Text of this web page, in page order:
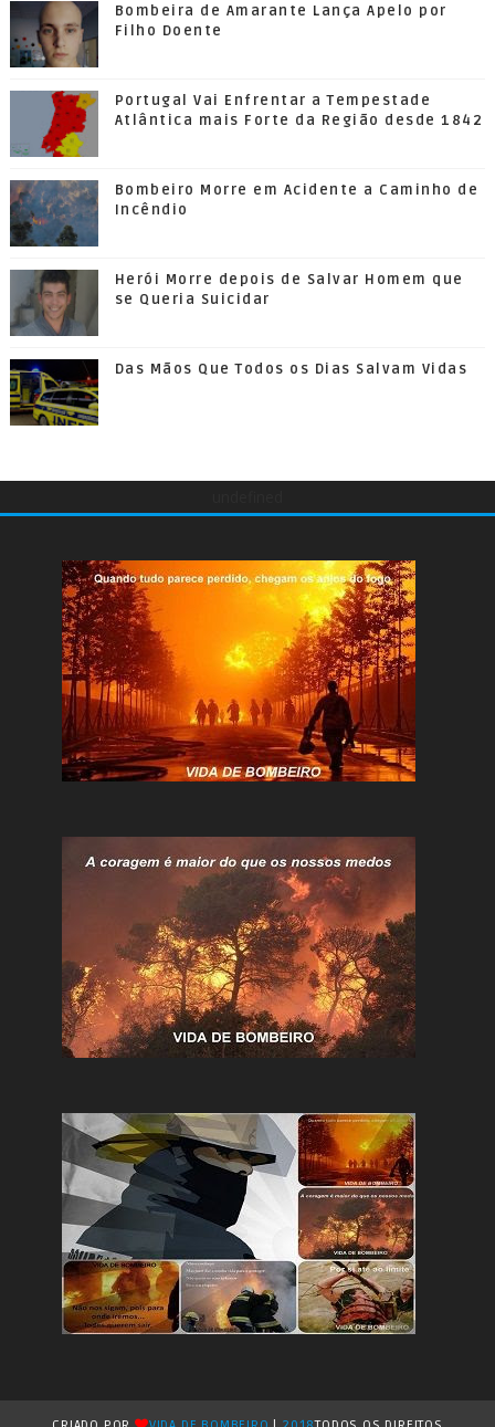
Bombeira de Amarante Lança Apelo por
Filho Doente
Portugal Vai Enfrentar a Tempestade
Atlântica mais Forte da Região desde 1842
Bombeiro Morre em Acidente a Caminho de
Incêndio
Herói Morre depois de Salvar Homem que
se Queria Suicidar
Das Mãos Que Todos os Dias Salvam Vidas